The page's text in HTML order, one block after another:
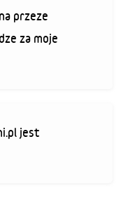
przeze
za moje
jest